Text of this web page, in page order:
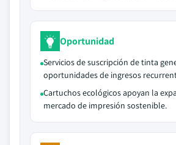
Oportunidad
Servicios de suscripción de tinta
oportunidades de ingresos
Cartuchos ecológicos apoyan la
mercado de impresión sostenible.